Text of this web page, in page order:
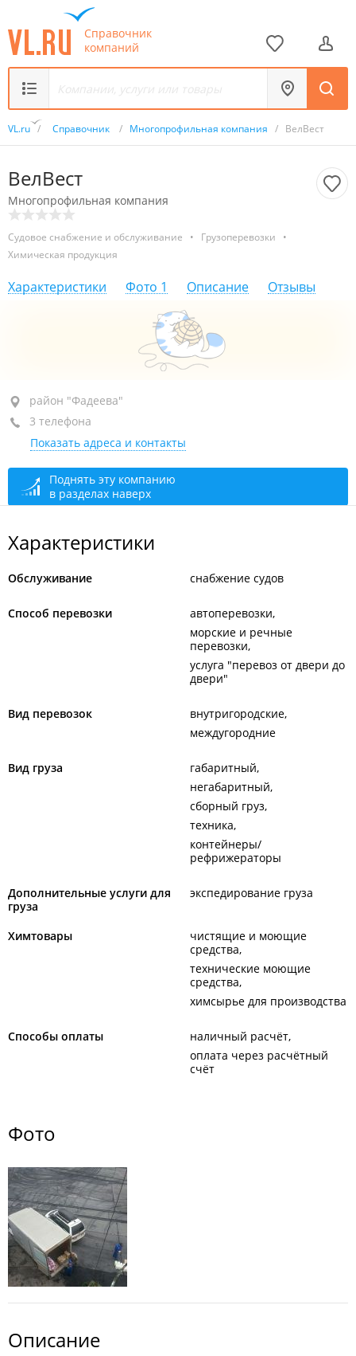
Справочник
компаний
VL.ru / Справочник / Многопрофильная компания / ВелВест
ВелВест
Многопрофильная компания
Судовое снабжение и обслуживание • Грузоперевозки
•
Химическая продукция
Характеристики Фото 1 Описание Отзывы
район "Фадеева", ул. Фадеева, 30
2-й этаж, оф. 5
+7 (423) 271-64-51
+7 994 010-28-71
+7 914 790-72-31
район "Фадеева"
3 телефона
Показать адреса и контакты
Поднять эту компанию
в разделах наверх
Характеристики
Обслуживание снабжение судов
Способ перевозки
автоперевозки
морские и речные
перевозки
услуга "перевоз от двери до
двери"
Вид перевозок
внутригородские
междугородние
Вид груза
габаритный
негабаритный
сборный груз
техника
контейнеры/
рефрижераторы
Дополнительные услуги для
груза
экспедирование груза
Химтовары
чистящие и моющие
средства
технические моющие
средства
химсырье для производства
Способы оплаты
наличный расчёт
оплата через расчётный
счёт
Фото
Описание